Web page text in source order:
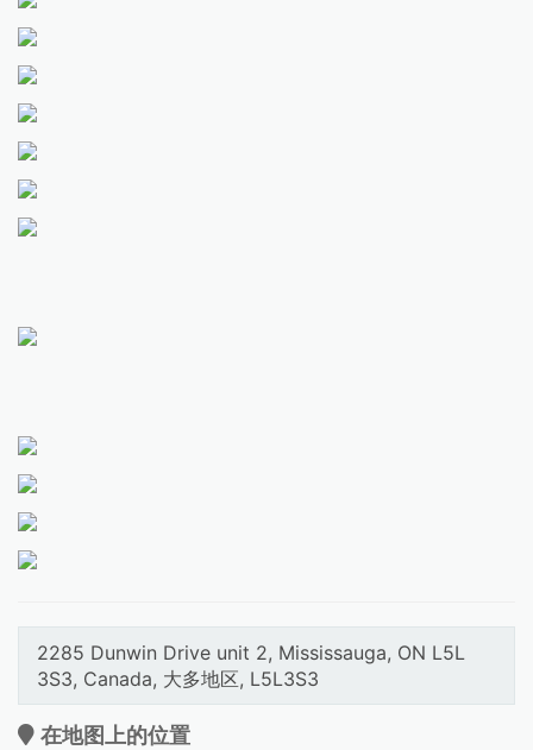
2285 Dunwin Drive unit 2, Mississauga, ON L5L
3S3, Canada, 大多地区, L5L3S3
在地图上的位置